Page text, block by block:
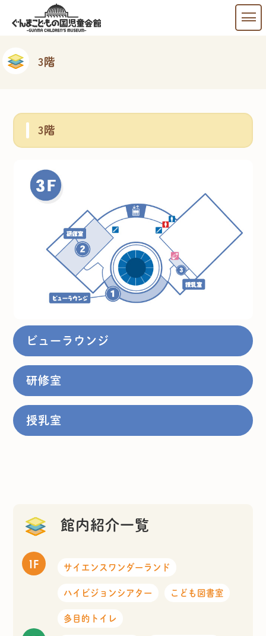
3階
3階
ビューラウンジ
研修室
授乳室
館内紹介一覧
1F サイエンスワンダーランド
ハイビジョンシアター こども図書室
多目的トイレ